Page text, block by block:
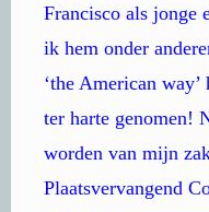
Francisco als jonge
ik hem onder
‘the American
ter harte genomen!
worden van mijn
Plaatsvervangend